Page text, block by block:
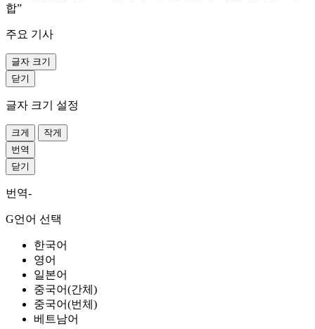
합”
주요 기사
글자 크기
닫기
글자 크기 설정
크게
작게
번역
닫기
번역-
G언어 선택
한국어
영어
일본어
중국어(간체)
중국어(번체)
베트남어